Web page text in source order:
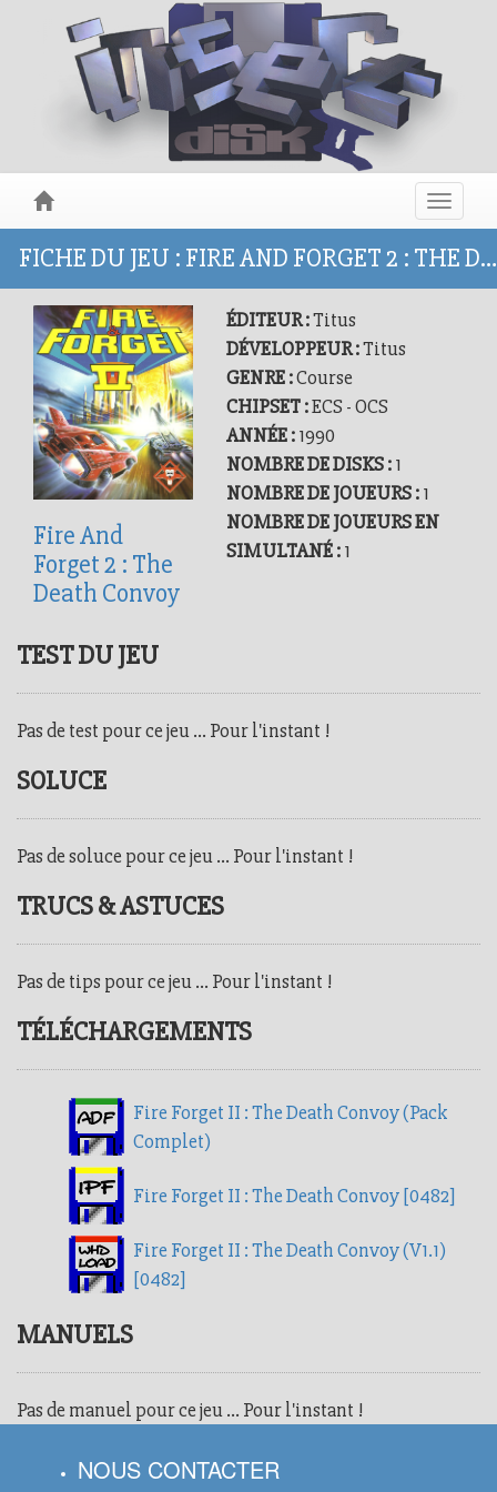
Toggle
FICHE DU JEU : FIRE AND FORGET 2 : THE DEATH CONVOY
Fire And
Forget 2 : The
Death Convoy
ÉDITEUR :Titus
DÉVELOPPEUR :Titus
GENRE :Course
CHIPSET :ECS - OCS
ANNÉE :1990
NOMBRE DE DISKS :1
NOMBRE DE JOUEURS :1
NOMBRE DE JOUEURS EN
SIMULTANÉ :1
TEST DU JEU
Pas de test pour ce jeu ... Pour l'instant !
SOLUCE
Pas de soluce pour ce jeu ... Pour l'instant !
TRUCS & ASTUCES
Pas de tips pour ce jeu ... Pour l'instant !
TÉLÉCHARGEMENTS
Fire Forget II : The Death Convoy (Pack
Complet)
Fire Forget II : The Death Convoy [0482]
Fire Forget II : The Death Convoy (V1.1)
[0482]
MANUELS
Pas de manuel pour ce jeu ... Pour l'instant !
NOUS CONTACTER